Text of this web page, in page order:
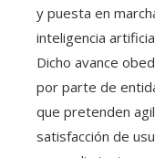
y puesta en
inteligencia
Dicho avance
por parte de
que pretenden
satisfacción de